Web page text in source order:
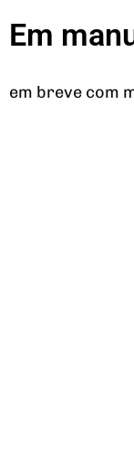
Em
em breve com